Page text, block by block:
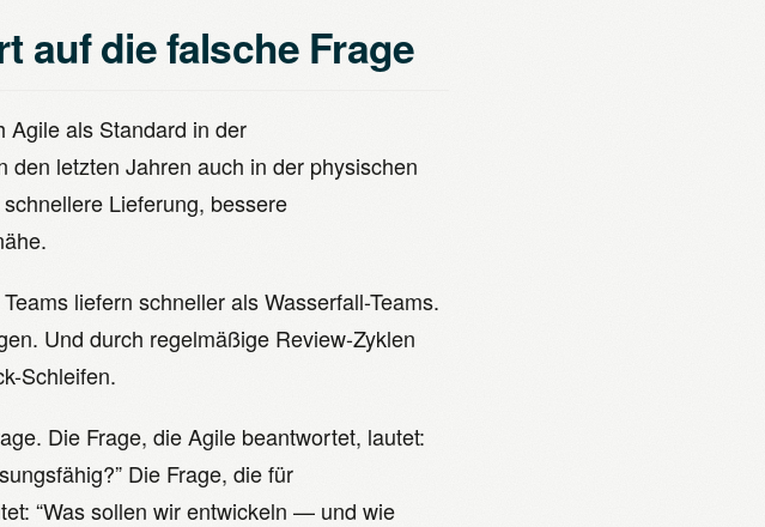
auf die falsche Frage
Agile als Standard in der
letzten Jahren auch in der physischen
Lieferung, bessere
liefern schneller als Wasserfall-Teams.
Und durch regelmäßige Review-Zyklen
Schleifen.
Die Frage, die Agile beantwortet, lautet:
Die Frage, die für
“Was sollen wir entwickeln — und wie